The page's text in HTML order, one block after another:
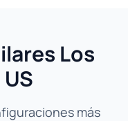
Los
más